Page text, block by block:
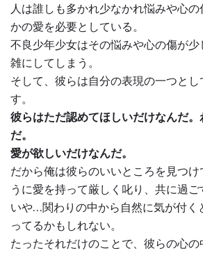
人は誰しも多かれ少なかれ悩みや心
かの愛を必要としている。
不良少年少女はその悩みや心の傷が
雑にしてしまう。
そして、彼らは自分の表現の一つとし
す。
彼らはただ認めてほしいだけなんだ
だ。
愛が欲しいだけなんだ。
だから俺は彼らのいいところを見つ
うに愛を持って厳しく叱り、共に過ご
いや…関わりの中から自然に気が付く
ってるかもしれない。
たったそれだけのことで、彼らの心